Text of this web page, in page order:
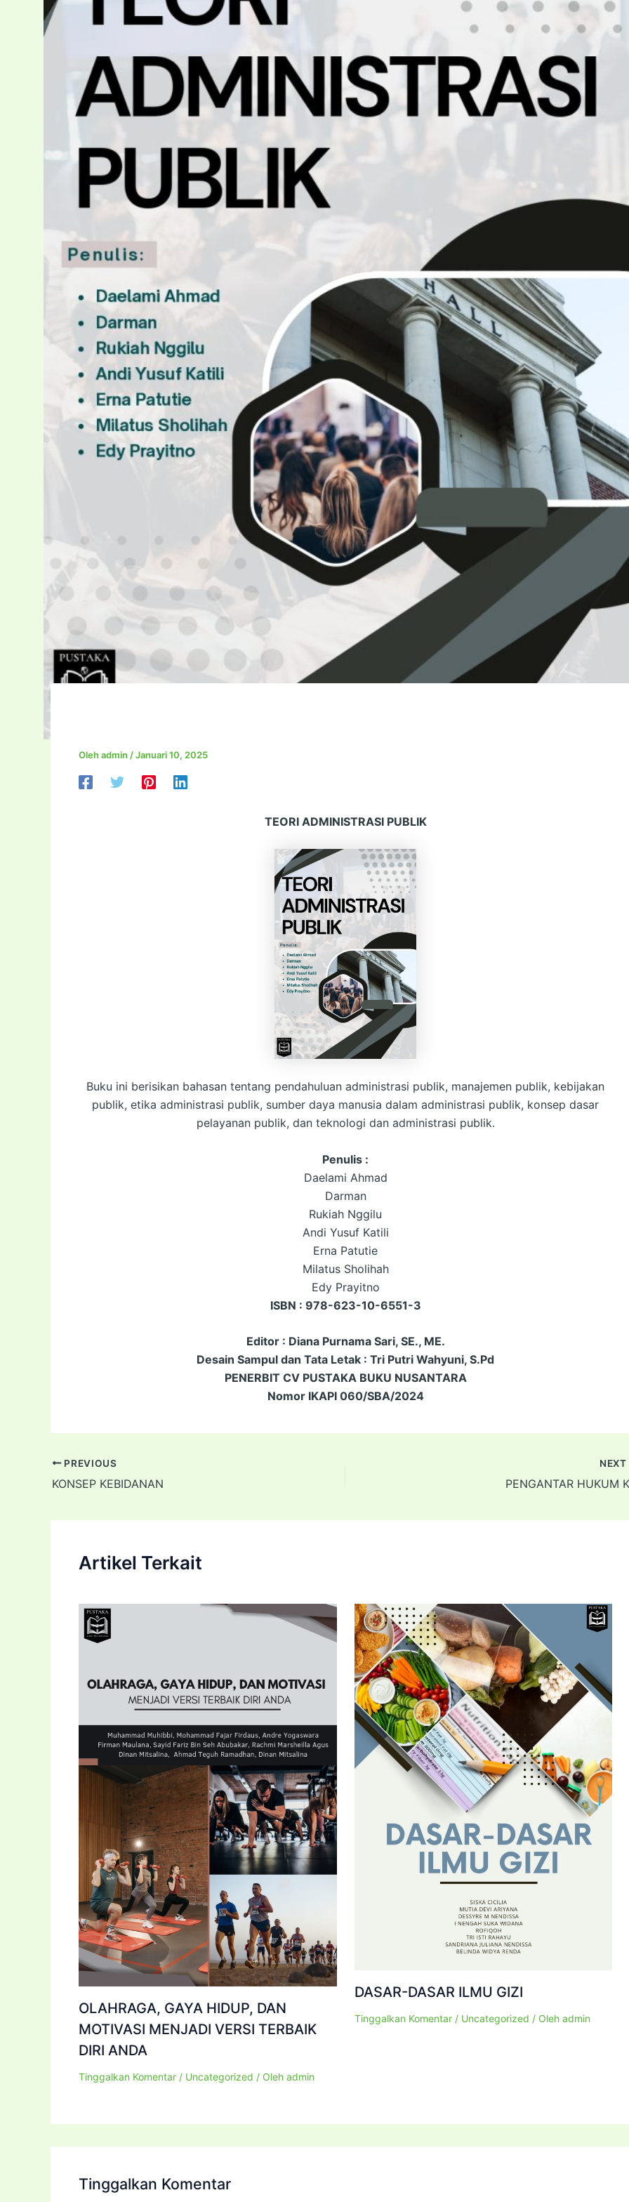
Olehadmin /Januari 10, 2025
TEORI ADMINISTRASI PUBLIK
Buku ini berisikan bahasan tentang pendahuluan administrasi publik, manajemen publik, kebijakan
publik, etika administrasi publik, sumber daya manusia dalam administrasi publik, konsep dasar
pelayanan publik, dan teknologi dan administrasi publik.
Penulis :
Daelami Ahmad
Darman
Rukiah Nggilu
Andi Yusuf Katili
Erna Patutie
Milatus Sholihah
Edy Prayitno
ISBN : 978-623-10-6551-3
Editor : Diana Purnama Sari, SE., ME.
Desain Sampul dan Tata Letak : Tri Putri Wahyuni, S.Pd
PENERBIT CV PUSTAKA BUKU NUSANTARA
Nomor IKAPI 060/SBA/2024
PREVIOUS
KONSEP KEBIDANAN
NEXT
Artikel Terkait
OLAHRAGA, GAYA HIDUP, DAN
MOTIVASI MENJADI VERSI TERBAIK
DIRI ANDA
Tinggalkan Komentar / Uncategorized / Oleh admin
DASAR-DASAR ILMU GIZI
Tinggalkan Komentar / Uncategorized / Oleh admin
Tinggalkan Komentar